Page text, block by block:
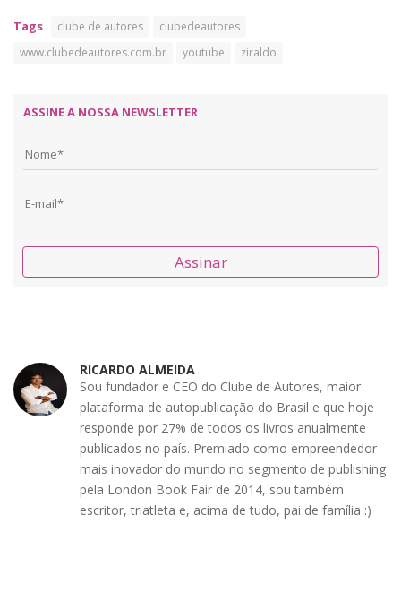
Tags clube de autores
clubedeautores
www.clubedeautores.com.br
youtube ziraldo
ASSINE A NOSSA NEWSLETTER
Assinar
RICARDO ALMEIDA
Sou fundador e CEO do Clube de Autores, maior
plataforma de autopublicação do Brasil e que hoje
responde por 27% de todos os livros anualmente
publicados no país. Premiado como empreendedor
mais inovador do mundo no segmento de publishing
pela London Book Fair de 2014, sou também
escritor, triatleta e, acima de tudo, pai de família :)